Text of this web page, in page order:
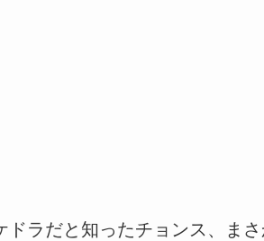
ドラだと知ったチョンス、ま